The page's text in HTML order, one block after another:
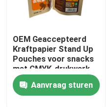
Huis
Producten
Ongeveer ons
OEM Geaccepteerd
Kraftpapier Stand Up
Pouches voor snacks
met CMYK-drukwerk
Aanvraag sturen